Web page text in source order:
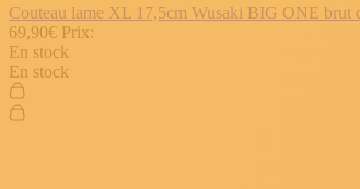
Couteau lame XL 17,5cm Wusaki BIG ONE brut
69,90€ Prix:
En stock
En stock